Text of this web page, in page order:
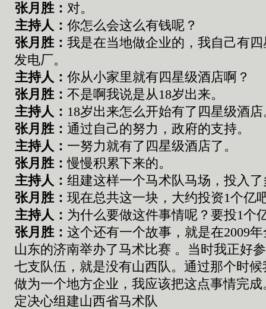
张月胜： 对。
主持人： 你怎么会这么有钱呢？
张月胜： 我是在当地做企业的，我自己有
发电厂。
主持人： 你从小家里就有四星级酒店啊？
张月胜： 不是啊我说是从18岁出来。
主持人： 18岁出来怎么开始有了四星级酒店
张月胜： 通过自己的努力，政府的支持。
主持人： 一努力就有了四星级酒店了。
张月胜：慢慢积累下来的。
主持人： 组建这样一个马术队马场 ， 投入
张月胜： 现在总共这一块，大约投资1个亿
主持人： 为什么要做这件事情呢？ 要投1个
张月胜： 这个还有一个故事 ， 就是在2009年
山东的济南举办了马术比赛 。 当时我正好
七支队伍 ，就是没有山西队。通过那个时
做为一个地方企业 ，我应该把这点事情完成
定决心组建山西省马术队